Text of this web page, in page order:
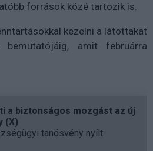
források közé tartozik is.
kezelni a látottakat
amit februárra
a biztonságos mozgást az új
(X)
tanösvény nyílt